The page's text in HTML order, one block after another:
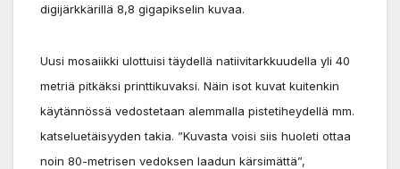
digijärkkärillä 8,8 gigapikselin kuvaa.
Uusi mosaiikki ulottuisi täydellä natiivitarkkuudella yli 40
metriä pitkäksi printtikuvaksi. Näin isot kuvat kuitenkin
käytännössä vedostetaan alemmalla pistetiheydellä mm.
katseluetäisyyden takia. ”Kuvasta voisi siis huoleti ottaa
noin 80-metrisen vedoksen laadun kärsimättä”,